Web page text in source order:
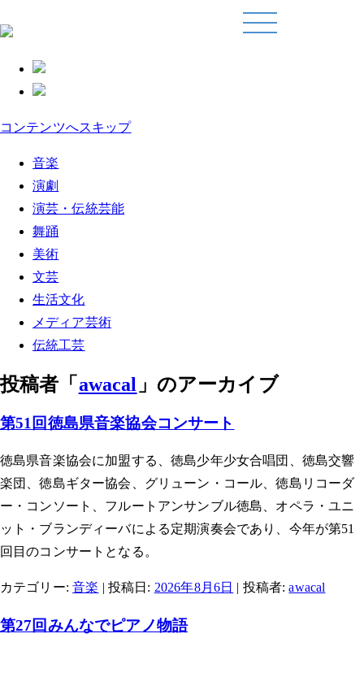
コンテンツへスキップ
音楽
演劇
演芸・伝統芸能
舞踊
美術
文芸
生活文化
メディア芸術
伝統工芸
投稿者「 awacal 」のアーカイブ
第51回徳島県音楽協会コンサート
徳島県音楽協会に加盟する、徳島少年少女合唱団、徳島交響
楽団、徳島ギター協会、グリューン・コール、徳島リコーダ
ー・コンソート、フルートアンサンブル徳島、オペラ・ユニ
ット・ブランディーバによる定期演奏会であり、今年が第51
回目のコンサートとなる。
カテゴリー:音楽 | 投稿日: 2026年8月6日 | 投稿者:awacal
第27回みんなでピアノ物語